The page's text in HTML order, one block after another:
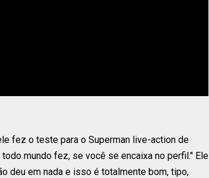
fez o teste para o Superman live-action de
mundo fez, se você se encaixa no perfil." Ele
deu em nada e isso é totalmente bom, tipo,